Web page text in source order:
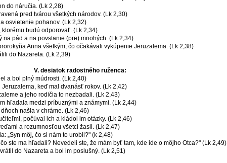
do náručia. (Lk 2,28)
pred tvárou všetkých národov. (Lk 2,30)
osvietenie pohanov. (Lk 2,32)
ktorému budú odporovať. (Lk 2,34)
na pád a na povstanie (pre) mnohých. (Lk 2,34)
Anna všetkým, čo očakávali vykúpenie Jeruzalema. (Lk 2,38)
do Nazareta. (Lk 2,39)
V. desiatok radostného ruženca:
a bol plný múdrosti. (Lk 2,40)
keď mal dvanásť rokov. (Lk 2,42)
a jeho rodičia to nezbadali. (Lk 2,43)
hľadala medzi príbuznými a známymi. (Lk 2,44)
našla v chráme. (Lk 2,46)
počúval ich a kládol im otázky. (Lk 2,46)
a rozumnosťou všetci žasli. (Lk 2,47)
„Syn môj, čo si nám to urobil?" (k 2,48)
ste ma hľadali? Nevedeli ste, že mám byť tam, kde ide o môjho Otca?" (Lk 2,49)
do Nazareta a bol im poslušný. (Lk 2,51)